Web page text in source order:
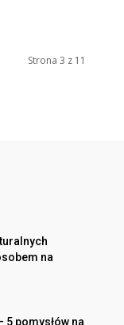
Strona 3 z 11
na
5 pomysłów na